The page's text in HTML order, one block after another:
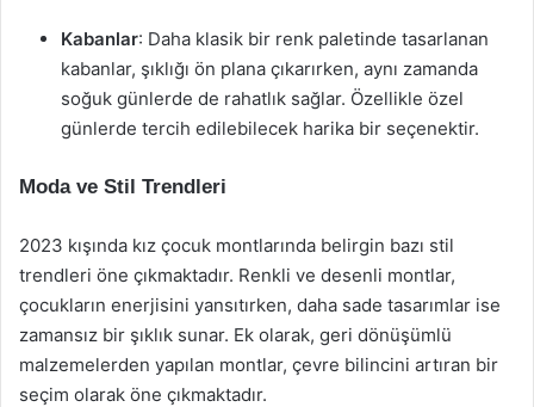
Kabanlar: Daha klasik bir renk paletinde tasarlanan
kabanlar, şıklığı ön plana çıkarırken, aynı zamanda
soğuk günlerde de rahatlık sağlar. Özellikle özel
günlerde tercih edilebilecek harika bir seçenektir.
Moda ve Stil Trendleri
2023 kışında kız çocuk montlarında belirgin bazı stil
trendleri öne çıkmaktadır. Renkli ve desenli montlar,
çocukların enerjisini yansıtırken, daha sade tasarımlar ise
zamansız bir şıklık sunar. Ek olarak, geri dönüşümlü
malzemelerden yapılan montlar, çevre bilincini artıran bir
seçim olarak öne çıkmaktadır.